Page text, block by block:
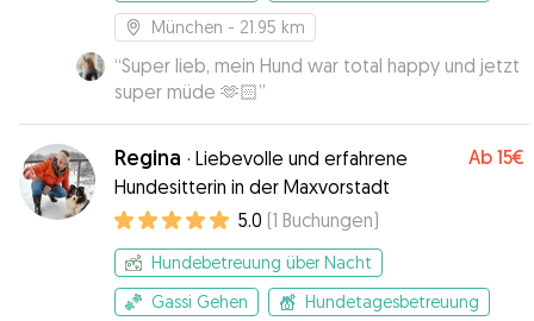
München - 21.95 km
“Super lieb, mein Hund war total happy und jetzt
super müde 🫶🏻”
Regina · Liebevolle und erfahrene
Hundesitterin in der Maxvorstadt
Ab 15€
5.0 (1 Buchungen)
Hundebetreuung über Nacht
Gassi Gehen
Hundetagesbetreuung